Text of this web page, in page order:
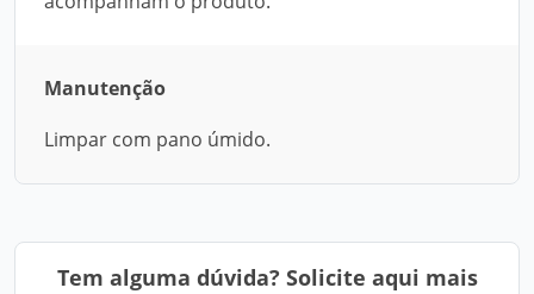
Manutenção
Limpar com pano úmido.
Tem alguma dúvida? Solicite aqui mais